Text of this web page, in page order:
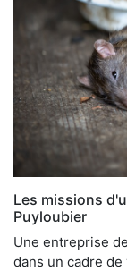
Les missions
Puyloubier
Une entreprise
dans un cadre